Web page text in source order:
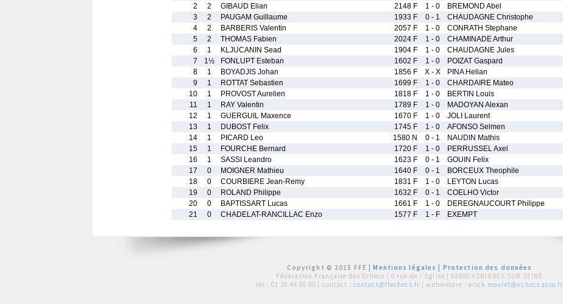
2
2 GIBAUD Elian 2148 F 1 - 0 BREMOND Abel
3
2 PAUGAM Guillaume 1933 F 0 - 1 CHAUDAGNE Christophe
4
2 BARBERIS Valentin 2057 F 1 - 0 CONRATH Stephane
5
2 THOMAS Fabien 2024 F 1 - 0 CHAMINADE Arthur
6
1 KLJUCANIN Sead 1904 F 1 - 0 CHAUDAGNE Jules
7
1½ FONLUPT Esteban 1602 F 1 - 0 POIZAT Gaspard
8
1 BOYADJIS Johan 1856 F X - X PINA Helian
9
1 ROTTAT Sebastien 1699 F 1 - 0 CHARDAIRE Mateo
10
1 PROVOST Aurelien 1818 F 1 - 0 BERTIN Louis
11
1 RAY Valentin 1789 F 1 - 0 MADOYAN Alexan
12
1 GUERGUIL Maxence 1670 F 1 - 0 JOLI Laurent
13
1 DUBOST Felix 1745 F 1 - 0 AFONSO Selmen
14
1 PICARD Leo 1580 N 0 - 1 NAUDIN Mathis
15
1 FOURCHE Bernard 1720 F 1 - 0 PERRUSSEL Axel
16
1 SASSI Leandro 1623 F 0 - 1 GOUIN Felix
17
0 MOIGNER Mathieu 1640 F 0 - 1 BORCEUX Theophile
18
0 COURBIERE Jean-Remy 1831 F 1 - 0 LEYTON Lucas
19
0 ROLAND Philippe 1632 F 0 - 1 COELHO Victor
20
0 BAPTISSART Lucas 1661 F 1 - 0 DEREGNAUCOURT Philippe
21
0 CHADELAT-RANCILLAC Enzo 1577 F 1 - F EXEMPT
Copyright © 2015 FFE |Mentions légales
Protection des données
Fédération Française des Echecs | 6 rue de l'Eglise | 92600 ASNIERES SUR SEINE
tél : 01 39 44 65 80 | contact : contact@ffechecs.fr | webmestre : erick.mouret@echecs.asso.fr